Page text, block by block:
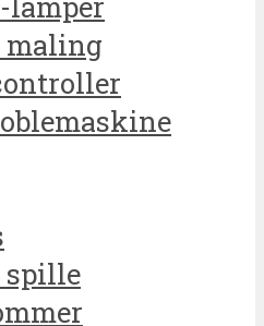
maling